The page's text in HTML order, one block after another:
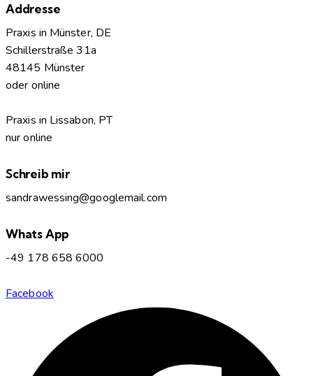
Addresse
Praxis in Münster, DE
Schillerstraße 31a
48145 Münster
oder online
Praxis in Lissabon, PT
nur online
Schreib mir
sandrawessing@googlemail.com
Whats App
-49 178 658 6000
Facebook